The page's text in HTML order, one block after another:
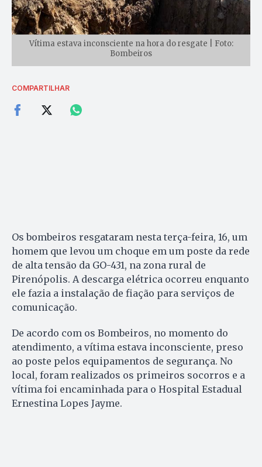
Vítima estava inconsciente na hora do resgate | Foto:
Bombeiros
COMPARTILHAR
Os bombeiros resgataram nesta terça-feira, 16, um
homem que levou um choque em um poste da rede
de alta tensão da GO-431, na zona rural de
Pirenópolis. A descarga elétrica ocorreu enquanto
ele fazia a instalação de fiação para serviços de
comunicação.
De acordo com os Bombeiros, no momento do
atendimento, a vítima estava inconsciente, preso
ao poste pelos equipamentos de segurança. No
local, foram realizados os primeiros socorros e a
vítima foi encaminhada para o Hospital Estadual
Ernestina Lopes Jayme.